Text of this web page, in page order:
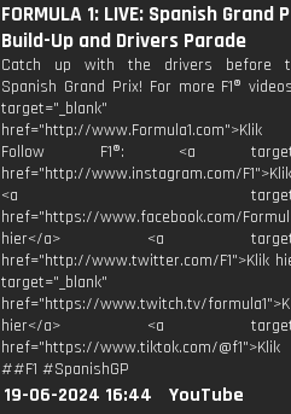
FORMULA 1: LIVE: Spanish Grand
Build-Up and Drivers Parade
Catch up with the drivers before
Spanish Grand Prix! For more F1®
target="_blank"
href="http://
Follow F1®: <a
href="http://www.instagram.com/
<a
href="https://www.facebook.com/
hier</a> <a
href="http://www.twitter.com/F1">Klik
target="_blank"
href="https://www.twitch.tv/
hier</a> <a
href="https://www.tiktok.com/
##F1 #SpanishGP
19-06-2024 16:44
YouTube